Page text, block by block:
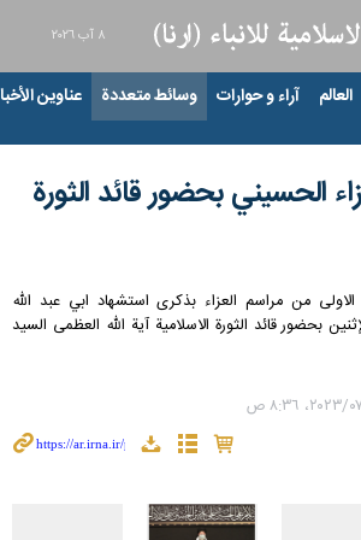
٨ آب ٢٠٢٦
العالم آراء و حوارات وسائط متعددة عناوين
الحسيني بحضور قائد الثورة
الاولى من مراسم العزاء بذكرى استشهاد ابي عبد الله
بحضور قائد الثورة الاسلامية آية الله العظمى السيد